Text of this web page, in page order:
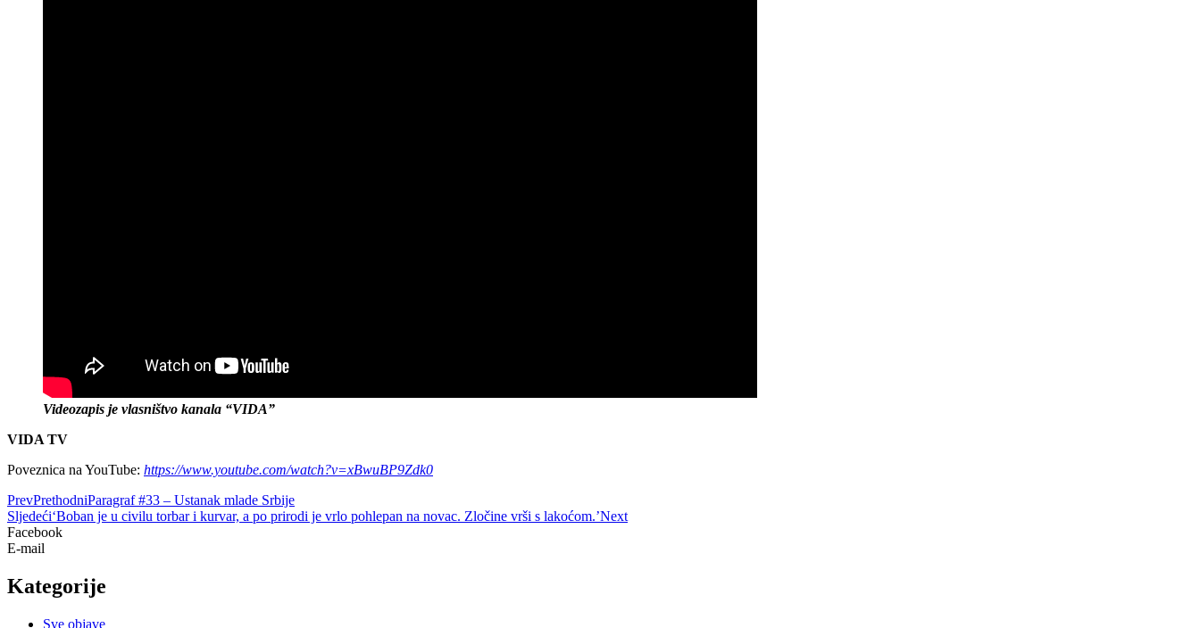
Videozapis je vlasništvo kanala “VIDA”
VIDA TV
Poveznica na YouTube: https://www.youtube.com/watch?v=xBwuBP9Zdk0
PrevPrethodniParagraf #33 – Ustanak mlade Srbije
Sljedeći‘Boban je u civilu torbar i kurvar, a po prirodi je vrlo pohlepan na novac. Zločine vrši s lakoćom.’Next
Facebook
E-mail
Kategorije
Sve objave